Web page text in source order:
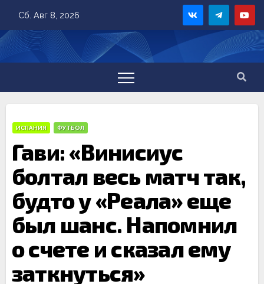
content
Сб. Авг 8, 2026
ИСПАНИЯ ФУТБОЛ
Гави: «Винисиус
болтал весь матч так,
будто у «Реала» еще
был шанс. Напомнил
о счете и сказал ему
заткнуться»